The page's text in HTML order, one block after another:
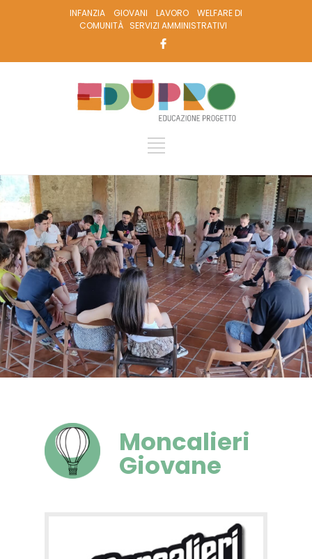
INFANZIA GIOVANI LAVORO
WELFARE DI
COMUNITÀ
SERVIZI AMMINISTRATIVI
Moncalieri
Giovane